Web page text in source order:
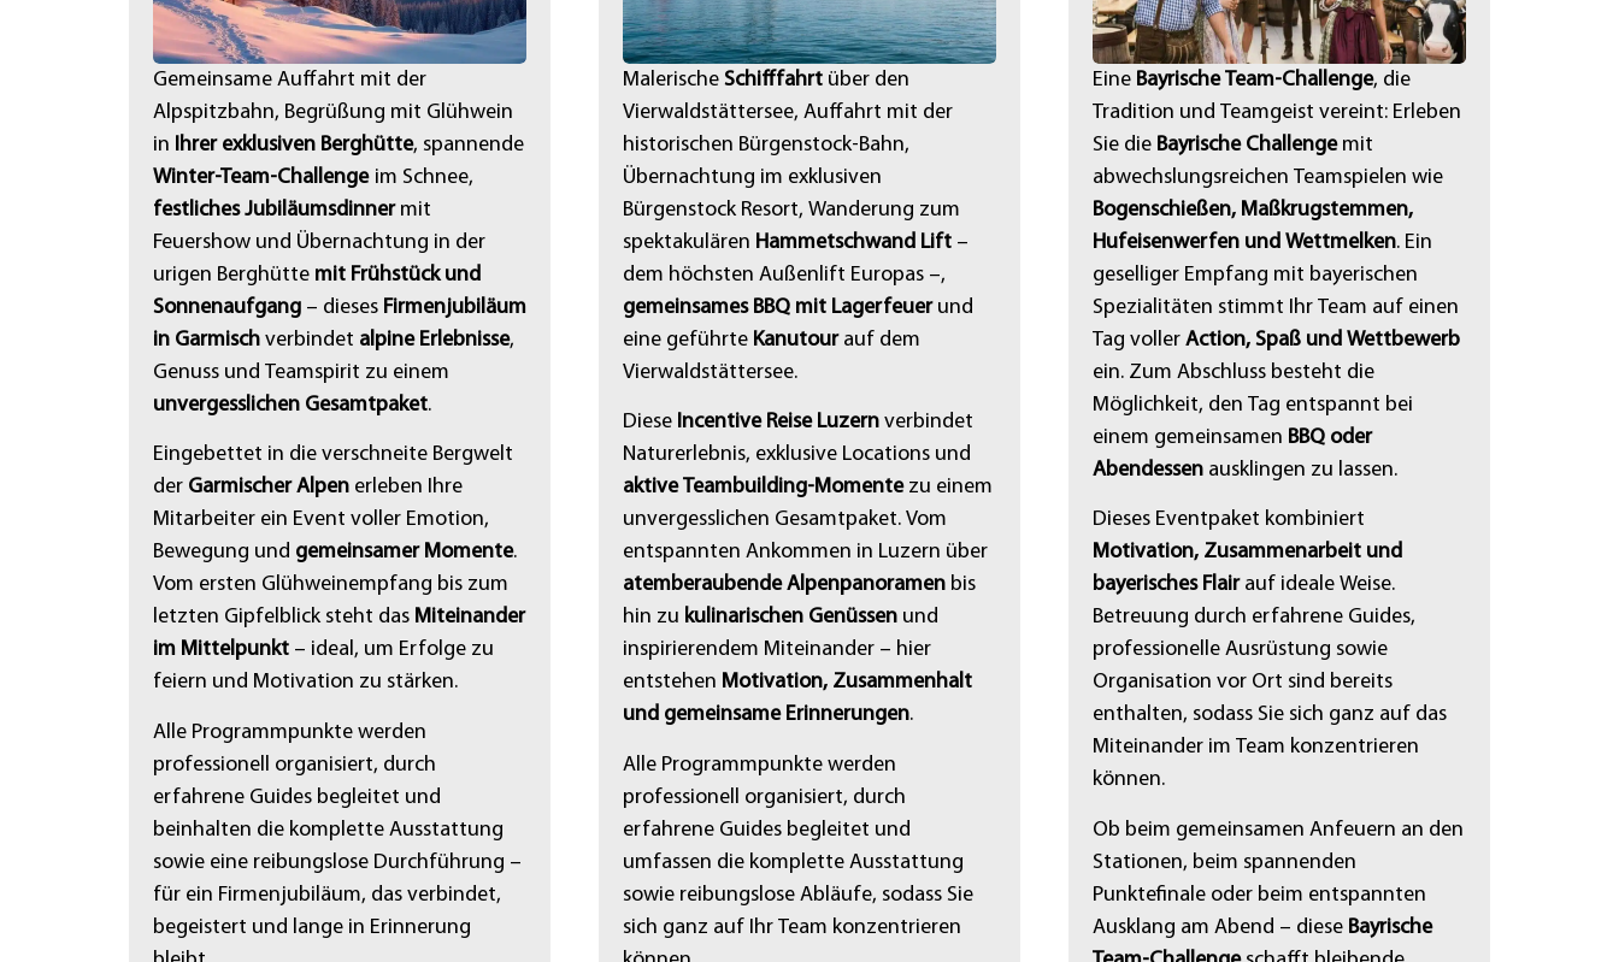
Gemeinsame Auffahrt mit der
Alpspitzbahn, Begrüßung mit Glühwein
in Ihrer exklusiven Berghütte, spannende
Winter-Team-Challenge im Schnee,
festliches Jubiläumsdinnermit
Feuershow und Übernachtung in der
urigen Berghütte mit Frühstück und
Sonnenaufgang – dieses Firmenjubiläum
in Garmisch verbindet alpine Erlebnisse,
Genuss und Teamspirit zu einem
unvergesslichen Gesamtpaket.
Eingebettet in die verschneite Bergwelt
der Garmischer Alpen erleben Ihre
Mitarbeiter ein Event voller Emotion,
Bewegung und gemeinsamer Momente.
Vom ersten Glühweinempfang bis zum
letzten Gipfelblick steht das Miteinander
im Mittelpunkt – ideal, um Erfolge zu
feiern und Motivation zu stärken.
Alle Programmpunkte werden
professionell organisiert, durch
erfahrene Guides begleitet und
beinhalten die komplette Ausstattung
sowie eine reibungslose Durchführung –
für ein Firmenjubiläum, das verbindet,
begeistert und lange in Erinnerung
Malerische Schifffahrt über den
Vierwaldstättersee, Auffahrt mit der
historischen Bürgenstock-Bahn,
Übernachtung im exklusiven
Bürgenstock Resort, Wanderung zum
spektakulären Hammetschwand Lift –
dem höchsten Außenlift Europas –,
gemeinsames BBQ mit Lagerfeuerund
eine geführte Kanutourauf dem
Vierwaldstättersee.
Diese Incentive Reise Luzern verbindet
Naturerlebnis, exklusive Locations und
aktive Teambuilding-Momentezu einem
unvergesslichen Gesamtpaket. Vom
entspannten Ankommen in Luzern über
atemberaubende Alpenpanoramen bis
hin zu kulinarischen Genüssen und
inspirierendem Miteinander – hier
entstehen Motivation, Zusammenhalt
und gemeinsame Erinnerungen.
Alle Programmpunkte werden
professionell organisiert, durch
erfahrene Guides begleitet und
umfassen die komplette Ausstattung
sowie reibungslose Abläufe, sodass Sie
sich ganz auf Ihr Team konzentrieren
Eine Bayrische Team-Challenge, die
Tradition und Teamgeist vereint: Erleben
Sie die Bayrische Challengemit
abwechslungsreichen Teamspielen wie
Bogenschießen, Maßkrugstemmen,
Hufeisenwerfen und Wettmelken. Ein
geselliger Empfang mit bayerischen
Spezialitäten stimmt Ihr Team auf einen
Tag voller Action, Spaß und Wettbewerb
ein. Zum Abschluss besteht die
Möglichkeit, den Tag entspannt bei
einem gemeinsamen BBQ oder
Abendessen ausklingen zu lassen.
Dieses Eventpaket kombiniert
Motivation, Zusammenarbeit und
bayerisches Flairauf ideale Weise.
Betreuung durch erfahrene Guides,
professionelle Ausrüstung sowie
Organisation vor Ort sind bereits
enthalten, sodass Sie sich ganz auf das
Miteinander im Team konzentrieren
können.
Ob beim gemeinsamen Anfeuern an den
Stationen, beim spannenden
Punktefinale oder beim entspannten
Ausklang am Abend – diese Bayrische